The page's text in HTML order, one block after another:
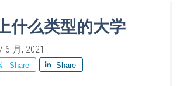
什么类型的大学
6 月, 2021
Share Share